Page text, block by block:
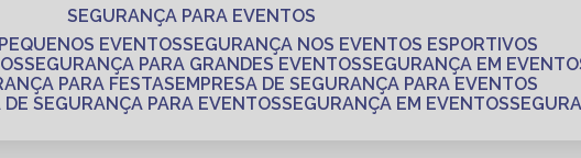
SEGURANÇA PARA EVENTOS
EVENTOS SEGURANÇA NOS EVENTOS ESPORTIVOS
SEGURANÇA PARA GRANDES EVENTOS SEGURANÇA EM
PARA FESTAS
EMPRESA DE SEGURANÇA PARA EVENTOS
DE SEGURANÇA PARA EVENTOS SEGURANÇA EM EVENTOS